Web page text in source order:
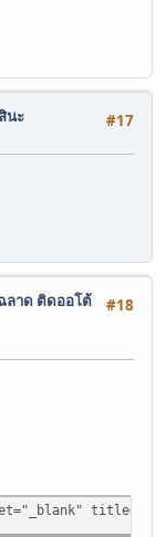
#17
นะ
#18
ลาด ติดออโต้
title="เกม